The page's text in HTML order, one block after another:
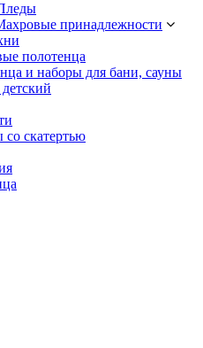
принадлежности
полотенца
и наборы для бани, сауны
скатертью